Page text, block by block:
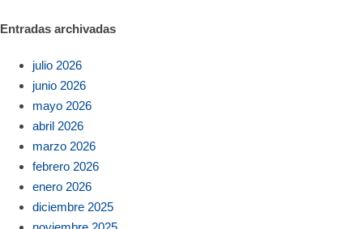
Entradas archivadas
julio 2026
junio 2026
mayo 2026
abril 2026
marzo 2026
febrero 2026
enero 2026
diciembre 2025